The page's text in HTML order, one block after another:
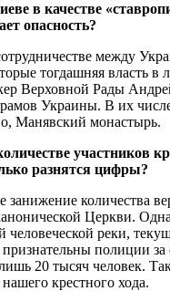
в качестве
опасность?
между
тогдашняя власть
Верховной Рады
Украины. В их
Манявский монастырь.
участников
разнятся цифры?
количества
Церкви.
человеческой реки,
полиции
20 тысяч человек.
крестного хода.